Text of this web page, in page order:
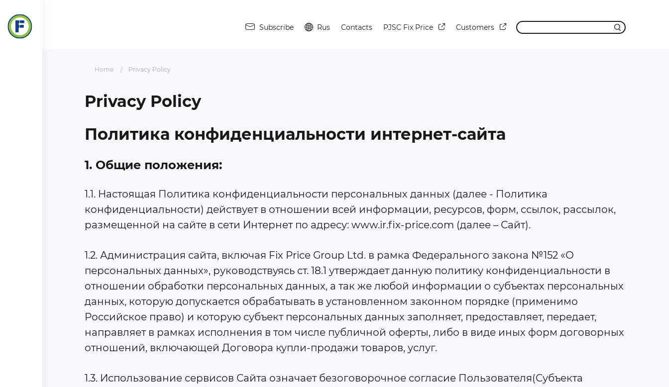
Subscribe Rus Contacts PJSC Fix Price Customers
Home Privacy Policy
Privacy Policy
Политика конфиденциальности интернет-сайта
1. Общие положения:
1.1. Настоящая Политика конфиденциальности персональных данных (далее - Политика
конфиденциальности) действует в отношении всей информации, ресурсов, форм, ссылок, рассылок,
размещенной на сайте в сети Интернет по адресу: www.ir.fix-price.com (далее – Сайт).
1.2. Администрация сайта, включая Fix Price Group Ltd. в рамка Федерального закона №152 «О
персональных данных», руководствуясь ст. 18.1 утверждает данную политику конфиденциальности в
отношении обработки персональных данных, а так же любой информации о субъектах персональных
данных, которую допускается обрабатывать в установленном законном порядке (применимо
Российское право) и которую субъект персональных данных заполняет, предоставляет, передает,
направляет в рамках исполнения в том числе публичной оферты, либо в виде иных форм договорных
отношений, включающей Договора купли-продажи товаров, услуг.
1.3. Использование сервисов Сайта означает безоговорочное согласие Пользователя(Субъекта